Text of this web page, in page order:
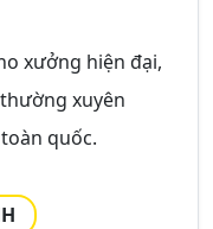
xưởng hiện đại,
xuyên
quốc.